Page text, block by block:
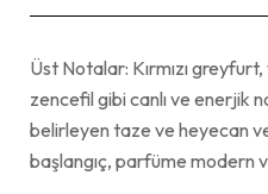
Üst Notalar: Kırmızı greyfurt,
zencefil gibi canlı ve enerjik
belirleyen taze ve heyecan
başlangıç, parfüme modern